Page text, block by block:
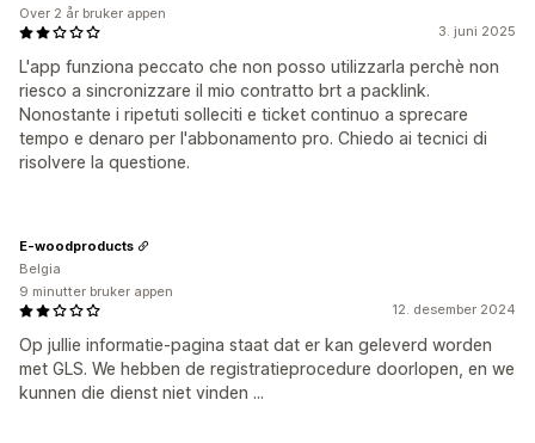
3. juni 2025
L'app funziona peccato che non posso utilizzarla perchè non
riesco a sincronizzare il mio contratto brt a packlink.
Nonostante i ripetuti solleciti e ticket continuo a sprecare
tempo e denaro per l'abbonamento pro. Chiedo ai tecnici di
risolvere la questione.
Over 2 år bruker appen
12. desember 2024
Op jullie informatie-pagina staat dat er kan geleverd worden
met GLS. We hebben de registratieprocedure doorlopen, en we
kunnen die dienst niet vinden ...
E-woodproducts
Belgia
9 minutter bruker appen